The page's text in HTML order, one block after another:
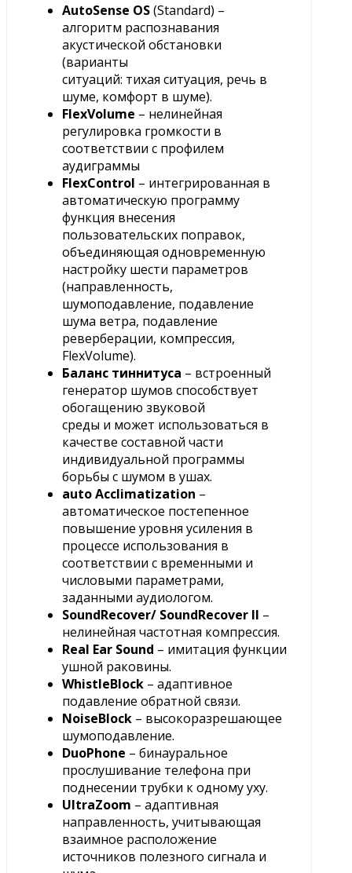
AutoSense OS(Standard) –
алгоритм распознавания
акустической обстановки
(варианты
ситуаций: тихая ситуация, речь в
шуме, комфорт в шуме).
FlexVolume – нелинейная
регулировка громкости в
соответствии с профилем
аудиграммы
FlexControl – интегрированная в
автоматическую программу
функция внесения
пользовательских поправок,
объединяющая одновременную
настройку шести параметров
(направленность,
шумоподавление, подавление
шума ветра, подавление
реверберации, компрессия,
FlexVolume).
Баланс тиннитуса – встроенный
генератор шумов способствует
обогащению звуковой
среды и может использоваться в
качестве составной части
индивидуальной программы
борьбы с шумом в ушах.
auto Acclimatization –
автоматическое постепенное
повышение уровня усиления в
процессе использования в
соответствии с временными и
числовыми параметрами,
заданными аудиологом.
SoundRecover/ SoundRecover II –
нелинейная частотная компрессия.
Real Ear Sound – имитация функции
ушной раковины.
WhistleBlock – адаптивное
подавление обратной связи.
NoiseBlock – высокоразрешающее
шумоподавление.
DuoPhone – бинауральное
прослушивание телефона при
поднесении трубки к одному уху.
UltraZoom – адаптивная
направленность, учитывающая
взаимное расположение
источников полезного сигнала и